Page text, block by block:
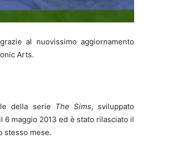
al nuovissimo aggiornamento
Arts.
della serie The Sims, sviluppato
maggio 2013 ed è stato rilasciato il
stesso mese.